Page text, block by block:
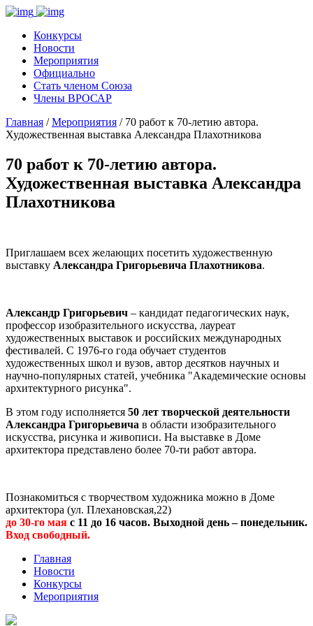
Конкурсы
Новости
Мероприятия
Официально
Стать членом Союза
Члены ВРОСАР
Главная /Мероприятия / 70 работ к 70-летию автора.
Художественная выставка Александра Плахотникова
70 работ к 70-летию автора.
Художественная выставка Александра
Плахотникова
Приглашаем всех желающих посетить художественную
выставку Александра Григорьевича Плахотникова.
Александр Григорьевич – кандидат педагогических наук,
профессор изобразительного искусства, лауреат
художественных выставок и российских международных
фестивалей. С 1976-го года обучает студентов
художественных школ и вузов, автор десятков научных и
научно-популярных статей, учебника "Академические основы
архитектурного рисунка".
В этом году исполняется 50 лет творческой деятельности
Александра Григорьевича в области изобразительного
искусства, рисунка и живописи. На выставке в Доме
архитектора представлено более 70-ти работ автора.
Познакомиться с творчеством художника можно в Доме
архитектора (ул. Плехановская,22)
до 30-го мая с 11 до 16 часов. Выходной день – понедельник.
Вход свободный.
Главная
Новости
Конкурсы
Мероприятия